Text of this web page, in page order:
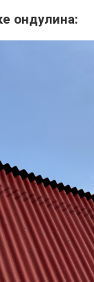
ондулина: